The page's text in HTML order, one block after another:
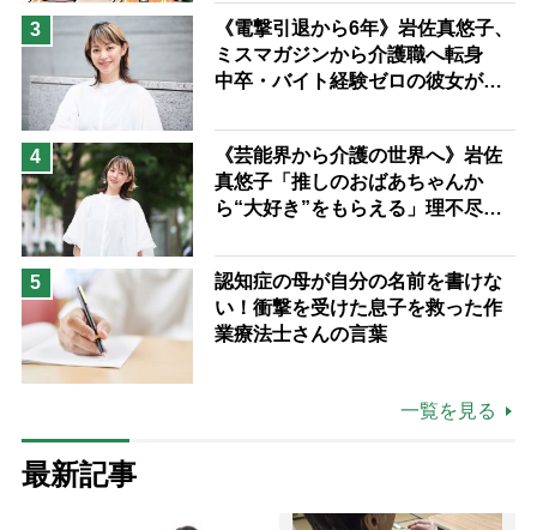
3
《電撃引退から6年》岩佐真悠子、
ミスマガジンから介護職へ転身
中卒・バイト経験ゼロの彼女が見
ながら自分らしくいられる」
4
《芸能界から介護の世界へ》岩佐
真悠子「推しのおばあちゃんか
ら“大好き”をもらえる」理不尽さ
場は「愛おしい」
5
認知症の母が自分の名前を書けな
い！衝撃を受けた息子を救った作
業療法士さんの言葉
一覧を見る
最新記事